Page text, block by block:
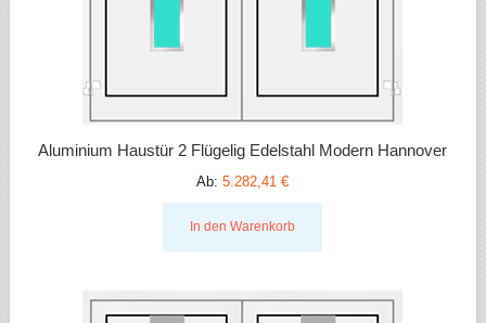
Aluminium Haustür 2 Flügelig Edelstahl Modern Hannover
Ab:5.282,41 €
In den Warenkorb